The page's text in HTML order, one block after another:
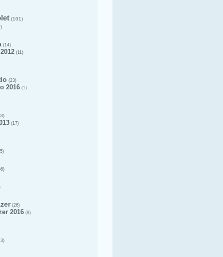
(101)
(14)
(11)
(23)
2016 (1)
(17)
(26)
2016 (9)